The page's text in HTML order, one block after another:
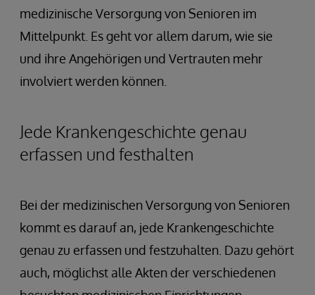
medizinische Versorgung von Senioren im
Mittelpunkt. Es geht vor allem darum, wie sie
und ihre Angehörigen und Vertrauten mehr
involviert werden können.
Jede Krankengeschichte genau
erfassen und festhalten
Bei der medizinischen Versorgung von Senioren
kommt es darauf an, jede Krankengeschichte
genau zu erfassen und festzuhalten. Dazu gehört
auch, möglichst alle Akten der verschiedenen